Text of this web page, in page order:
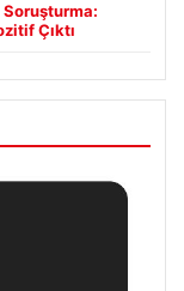
Soruşturma:
Çıktı